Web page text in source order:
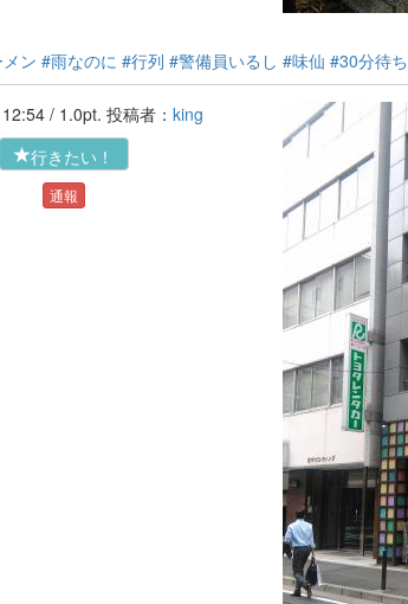
ン #雨なのに #行列 #警備員いるし #味仙 #30分待ち
'16-07-26 12:54 / 1.0pt. 投稿者： king
行きたい！
通報